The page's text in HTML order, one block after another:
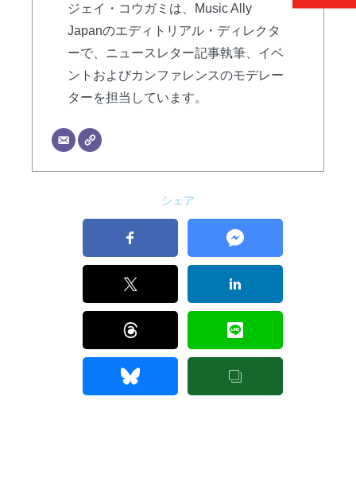
ジェイ・コウガミは、Music Ally
Japanのエディトリアル・ディレクタ
ーで、ニュースレター記事執筆、イベ
ントおよびカンファレンスのモデレー
ターを担当しています。
シェア